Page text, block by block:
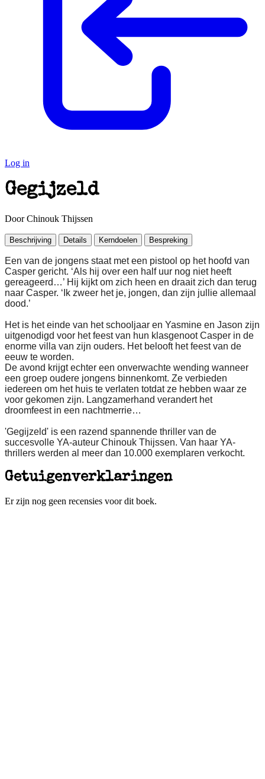
Log in
Gegijzeld
Door Chinouk Thijssen
Beschrijving Details Kerndoelen Bespreking
Een van de jongens staat met een pistool op het hoofd van
Casper gericht. ‘Als hij over een half uur nog niet heeft
gereageerd…’ Hij kijkt om zich heen en draait zich dan terug
naar Casper. ‘Ik zweer het je, jongen, dan zijn jullie allemaal
dood.’
Het is het einde van het schooljaar en Yasmine en Jason zijn
uitgenodigd voor het feest van hun klasgenoot Casper in de
enorme villa van zijn ouders. Het belooft het feest van de
eeuw te worden.
De avond krijgt echter een onverwachte wending wanneer
een groep oudere jongens binnenkomt. Ze verbieden
iedereen om het huis te verlaten totdat ze hebben waar ze
voor gekomen zijn. Langzamerhand verandert het
droomfeest in een nachtmerrie…
'Gegijzeld' is een razend spannende thriller van de
succesvolle YA-auteur Chinouk Thijssen. Van haar YA-
thrillers werden al meer dan 10.000 exemplaren verkocht.
Getuigenverklaringen
Er zijn nog geen recensies voor dit boek.